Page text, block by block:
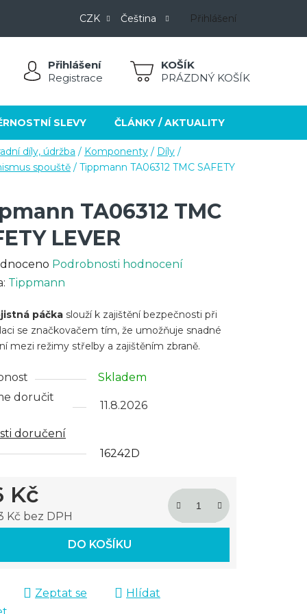
CZK Čeština Přihlášení
Přihlášení
Registrace
NÁKUPNÍPRÁZDNÝ KOŠÍK
SLEVY ČLÁNKY / AKTUALITY
díly, údržba / Komponenty / Díly /
spouště / Tippmann TA06312 TMC SAFETY
TA06312 TMC
LEVER
Podrobnosti hodnocení
Tippmann
páčka slouží k zajištění bezpečnosti při
se značkovačem tím, že umožňuje snadné
mezi režimy střelby a zajištěním zbraně.
Skladem
doručit
11.8.2026
doručení
16242D
Kč
Kč bez DPH
DO KOŠÍKU
Zeptat se
Hlídat